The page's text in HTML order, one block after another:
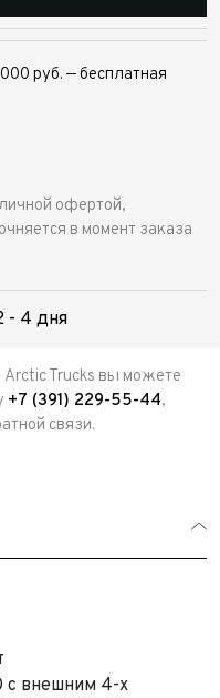
руб. — бесплатная
офертой,
в момент заказа
- 4 дня
Trucks вы можете
+7 (391) 229-55-44,
связи.
с внешним 4-х